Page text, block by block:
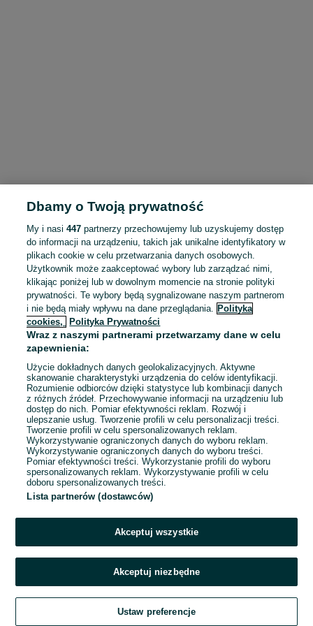
To ogłoszenie nie jest już dostępne
Przejdź na stronę główną
Dbamy o Twoją prywatność
My i nasi447 partnerzy przechowujemy lub uzyskujemy dostęp
do informacji na urządzeniu, takich jak unikalne identyfikatory w
plikach cookie w celu przetwarzania danych osobowych.
Użytkownik może zaakceptować wybory lub zarządzać nimi,
klikając poniżej lub w dowolnym momencie na stronie polityki
prywatności. Te wybory będą sygnalizowane naszym partnerom
i nie będą miały wpływu na dane przeglądania. Polityka
cookies,
Polityka Prywatności
Wraz z naszymi partnerami przetwarzamy dane w celu
zapewnienia:
Użycie dokładnych danych geolokalizacyjnych. Aktywne
skanowanie charakterystyki urządzenia do celów identyfikacji.
Rozumienie odbiorców dzięki statystyce lub kombinacji danych
z różnych źródeł. Przechowywanie informacji na urządzeniu lub
dostęp do nich. Pomiar efektywności reklam. Rozwój i
ulepszanie usług. Tworzenie profili w celu personalizacji treści.
Tworzenie profili w celu spersonalizowanych reklam.
Wykorzystywanie ograniczonych danych do wyboru reklam.
Wykorzystywanie ograniczonych danych do wyboru treści.
Pomiar efektywności treści. Wykorzystanie profili do wyboru
spersonalizowanych reklam. Wykorzystywanie profili w celu
doboru spersonalizowanych treści.
Lista partnerów (dostawców)
Akceptuj wszystkie
Akceptuj niezbędne
Ustaw preferencje